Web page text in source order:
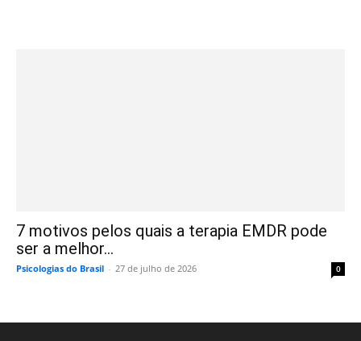
7 motivos pelos quais a terapia EMDR pode
ser a melhor...
Psicologias do Brasil - 27 de julho de 2026 0